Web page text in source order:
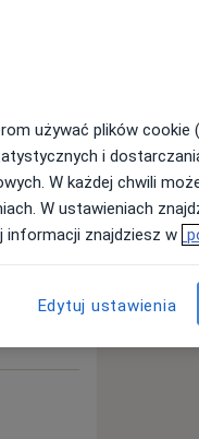
używać plików cookie
i
W każdej chwili
W ustawieniach
informacji znajdziesz w
Edytuj ustawienia